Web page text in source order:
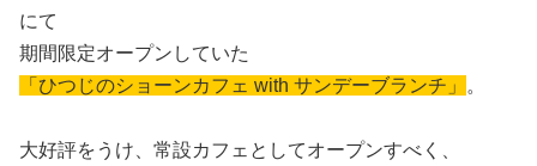
にて
期間限定オープンしていた
「ひつじのショーンカフェ with サンデーブランチ」
。
大好評をうけ、常設カフェとしてオープンすべく、